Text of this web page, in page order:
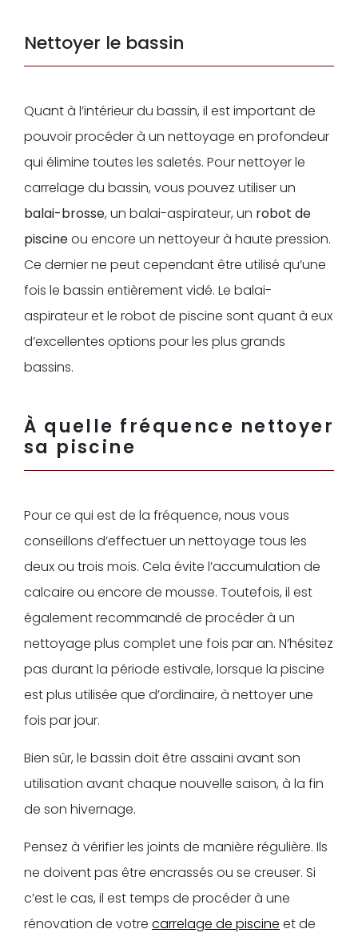
Nettoyer le bassin
Quant à l’intérieur du bassin, il est important de
pouvoir procéder à un nettoyage en profondeur
qui élimine toutes les saletés. Pour nettoyer le
carrelage du bassin, vous pouvez utiliser un
balai-brosse, un balai-aspirateur, un robot de
piscineou encore un nettoyeur à haute pression.
Ce dernier ne peut cependant être utilisé qu’une
fois le bassin entièrement vidé. Le balai-
aspirateur et le robot de piscine sont quant à eux
d’excellentes options pour les plus grands
bassins.
À quelle fréquence nettoyer
sa piscine
Pour ce qui est de la fréquence, nous vous
conseillons d’effectuer un nettoyage tous les
deux ou trois mois. Cela évite l’accumulation de
calcaire ou encore de mousse. Toutefois, il est
également recommandé de procéder à un
nettoyage plus complet une fois par an. N’hésitez
pas durant la période estivale, lorsque la piscine
est plus utilisée que d’ordinaire, à nettoyer une
fois par jour.
Bien sûr, le bassin doit être assaini avant son
utilisation avant chaque nouvelle saison, à la fin
de son hivernage.
Pensez à vérifier les joints de manière régulière. Ils
ne doivent pas être encrassés ou se creuser. Si
c’est le cas, il est temps de procéder à une
rénovation de votre carrelage de piscine et de